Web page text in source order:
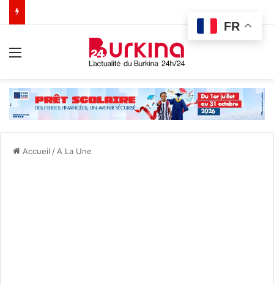
Accueil / A La Une
FR